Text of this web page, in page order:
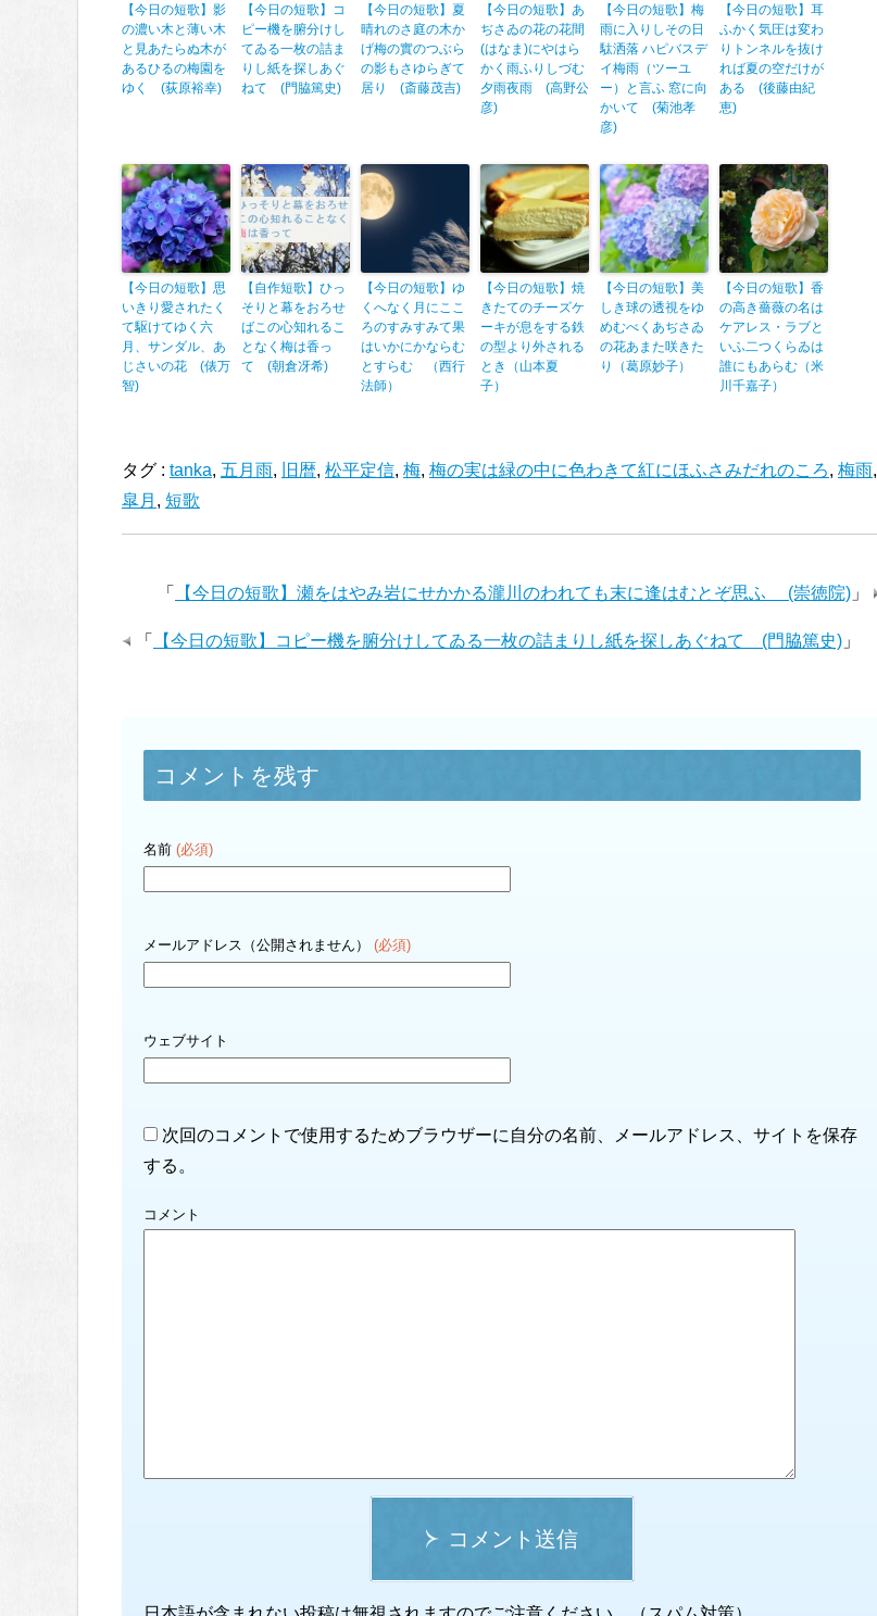
【今日の短歌】影
の濃い木と薄い木
と見あたらぬ木が
あるひるの梅園を
ゆく (荻原裕幸)
【今日の短歌】コ
ピー機を腑分けし
てゐる一枚の詰ま
りし紙を探しあぐ
ねて (門脇篤史)
【今日の短歌】夏
晴れのさ庭の木か
げ梅の實のつぶら
の影もさゆらぎて
居り (斎藤茂吉)
【今日の短歌】あ
ぢさゐの花の花間
(はなま)にやはら
かく雨ふりしづむ
夕雨夜雨 (高野公
彦)
【今日の短歌】梅
雨に入りしその日
駄洒落 ハピバスデ
イ梅雨（ツーユ
ー）と言ふ 窓に向
かいて (菊池孝
彦)
【今日の短歌】耳
ふかく気圧は変わ
りトンネルを抜け
れば夏の空だけが
ある (後藤由紀
恵)
【今日の短歌】思
いきり愛されたく
て駆けてゆく六
月、サンダル、あ
じさいの花 (俵万
智)
【自作短歌】ひっ
そりと幕をおろせ
ばこの心知れるこ
となく梅は香っ
て (朝倉冴希)
【今日の短歌】ゆ
くへなく月にここ
ろのすみすみて果
はいかにかならむ
とすらむ （西行
法師）
【今日の短歌】焼
きたてのチーズケ
ーキが息をする鉄
の型より外される
とき（山本夏
子）
【今日の短歌】美
しき球の透視をゆ
めむべくあぢさゐ
の花あまた咲きた
り（葛原妙子）
【今日の短歌】香
の高き薔薇の名は
ケアレス・ラブと
いふ二つくらゐは
誰にもあらむ（米
川千嘉子）
タグ : tanka, 五月雨, 旧暦, 松平定信, 梅, 梅の実は緑の中に色わきて紅にほふさみだれのころ, 梅雨,
皐月 , 短歌
「 【今日の短歌】瀬をはやみ岩にせかかる瀧川のわれても末に逢はむとぞ思ふ (崇徳院) 」
「 【今日の短歌】コピー機を腑分けしてゐる一枚の詰まりし紙を探しあぐねて (門脇篤史) 」
コメントを残す
名前 (必須)
メールアドレス（公開されません） (必須)
ウェブサイト
次回のコメントで使用するためブラウザーに自分の名前、メールアドレス、サイトを保存
する。
コメント
コメント送信